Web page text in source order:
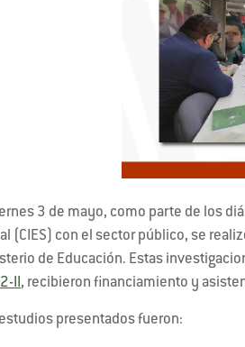
3 de mayo, como parte de los
(CIES) con el sector público, se
de Educación. Estas
II , recibieron financiamiento y
presentados fueron: